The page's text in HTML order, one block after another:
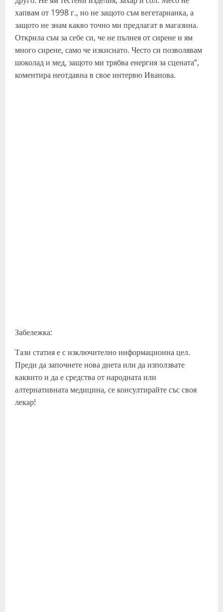
хапвам от 1998 г., но не защото съм вегетарианка, а
защото не знам какво точно ми предлагат в магазина.
Открила съм за себе си, че не пълнея от сирене и ям
много сирене, само че изкиснато. Често си позволявам
шоколад и мед, защото ми трябва енергия за сцената“,
коментира неотдавна в свое интервю Иванова.
Забележка:
Тази статия е с изключително информационна цел.
Преди да започнете нова диета или да използвате
каквито и да е средства от народната или
алтернативната медицина, се консултирайте със своя
лекар!